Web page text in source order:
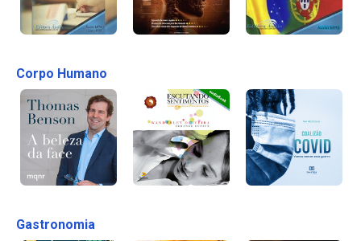
Corpo Humano
Gastronomia